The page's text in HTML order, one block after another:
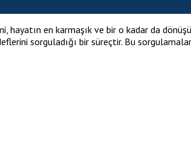
hayatın en karmaşık ve bir o kadar da
sorguladığı bir süreçtir. Bu